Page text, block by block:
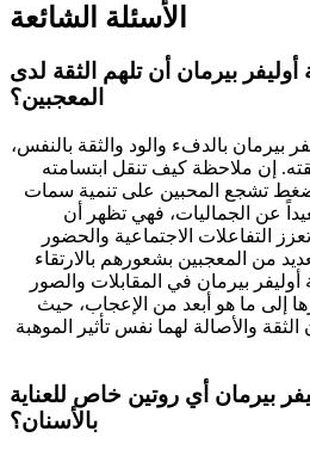
الأسئلة الشائعة
بيرمان أن تلهم الثقة لدى
المعجبين؟
بيرمان بالدفء والود والثقة بالنفس،
إن ملاحظة كيف تنقل ابتسامته
الضغط تشجع المحبين على تنمية سمات
عن الجماليات، فهي تظهر أن
التفاعلات الاجتماعية والحضور
من المعجبين بشعورهم بالارتقاء
أوليفر بيرمان في المقابلات والصور
إلى ما هو أبعد من الإعجاب، حيث
والأصالة لهما نفس تأثير الموهبة
بيرمان أي روتين خاص للعناية
بالأسنان؟